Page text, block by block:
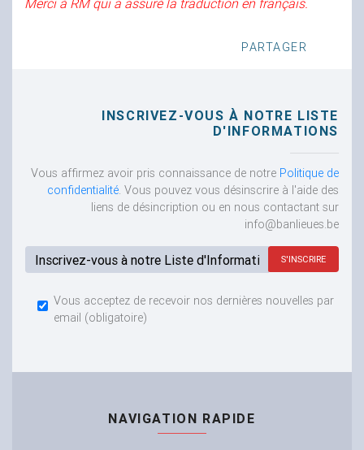
Merci à RMqui a assuré la traduction en français.
PARTAGER
INSCRIVEZ-VOUS À NOTRE LISTE
D'INFORMATIONS
Vous affirmez avoir pris connaissance de notre Politique de
confidentialité. Vous pouvez vous désinscrire à l'aide des
liens de désincription ou en nous contactant sur
info@banlieues.be
Adresse email...
Vous acceptez de recevoir nos dernières nouvelles par
email (obligatoire)
NAVIGATION RAPIDE